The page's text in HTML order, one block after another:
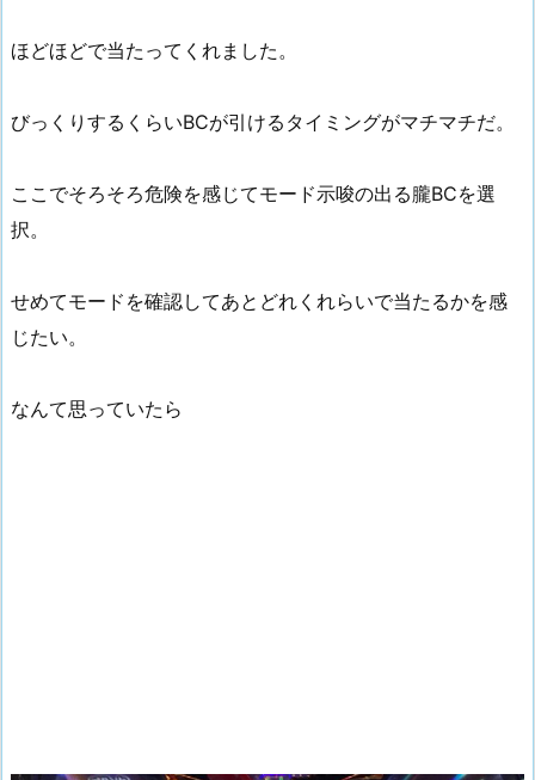
ほどほどで当たってくれました。
びっくりするくらいBCが引けるタイミングがマチマチだ。
ここでそろそろ危険を感じてモード示唆の出る朧BCを選
択。
せめてモードを確認してあとどれくれらいで当たるかを感
じたい。
なんて思っていたら